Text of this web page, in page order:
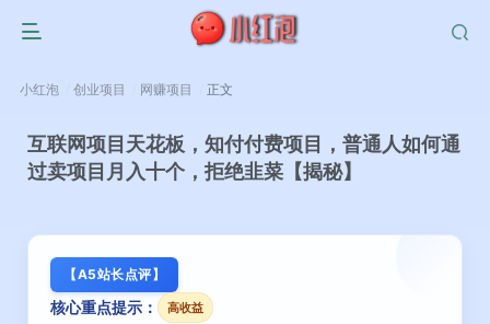
小红泡 创业项目 网赚项目 正文
互联网项目天花板，知付付费项目，普通人如何通
过卖项目月入十个，拒绝韭菜【揭秘】
【A5站长点评】
核心重点提示： 高收益